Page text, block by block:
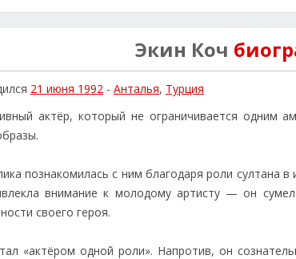
Экин Коч
21 июня 1992 - Анталья, Турция
актёр, который не ограничивается одним
познакомилась с ним благодаря роли султана в
внимание к молодому артисту — он
своего героя.
«актёром одной роли». Напротив, он